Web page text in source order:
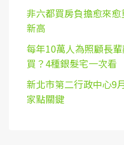
非六都買房負擔愈來
新高
每年10萬人為照顧長
買？4種銀髮宅一次看
新北市第二行政中心9
家點關鍵